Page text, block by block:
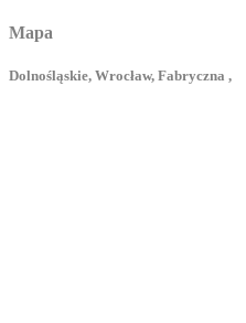
Mapa
Dolnośląskie, Wrocław, Fabryczna ,